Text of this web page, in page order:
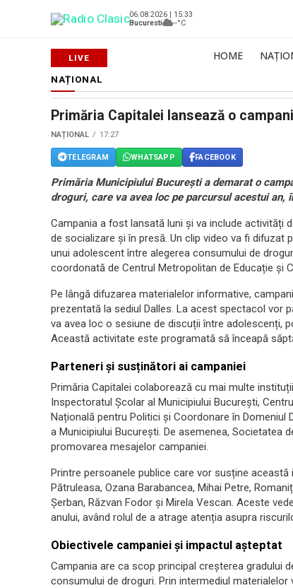
06.08.2026 | 15:33
Bucuresti
--°C
HOME
NAȚIONAL
Sursă foto: Shutterstock
Primăria Capitalei lansează o
NAȚIONAL 17:27
TELEGRAM WHATSAPP FACEBOOK
Primăria Municipiului București a demarat o
droguri, care va avea loc pe parcursul acestui an,
Campania a fost lansată luni și va include activități
de socializare și în presă. Un clip video va fi difuzat
unui adolescent între alegerea consumului de
coordonată de Centrul Metropolitan de Educație și
Pe lângă difuzarea materialelor informative,
prezentată la sediul Dalles. La acest spectacol vor
va avea loc o sesiune de discuții între adolescenți,
Această activitate este programată să înceapă
Parteneri și susținători ai campaniei
Primăria Capitalei colaborează cu mai multe
Inspectoratul Școlar al Municipiului București,
Națională pentru Politici și Coordonare în Domeniul
a Municipiului București. De asemenea, Societatea
promovarea mesajelor campaniei.
Printre persoanele publice care vor susține
Pătruleasa, Ozana Barabancea, Mihai Petre,
Șerban, Răzvan Fodor și Mirela Vescan. Aceste
anului, având rolul de a atrage atenția asupra
Obiectivele campaniei și impactul așteptat
Campania are ca scop principal creșterea gradului
consumului de droguri. Prin intermediul